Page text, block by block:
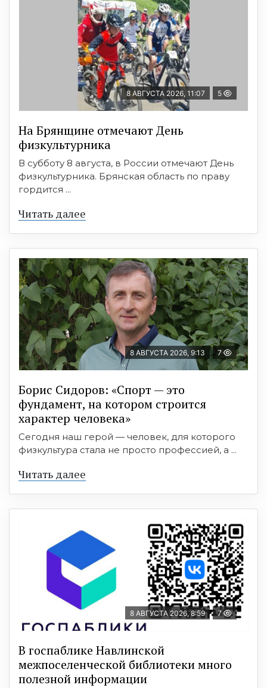
8 АВГУСТА 2026, 11:07 5
На Брянщине отмечают День
физкультурника
В субботу 8 августа, в России отмечают День
физкультурника. Брянская область по праву
гордится ...
Читать далее
8 АВГУСТА 2026, 9:13 7
Борис Сидоров: «Спорт — это
фундамент, на котором строится
характер человека»
Сегодня наш герой — человек, для которого
физкультура стала не просто профессией, а ...
Читать далее
8 АВГУСТА 2026, 8:59 7
В госпаблике Навлинской
межпоселенческой библиотеки много
полезной информации